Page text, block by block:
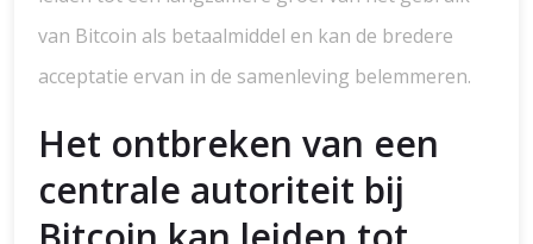
van Bitcoin als betaalmiddel en kan de bredere
acceptatie ervan in de samenleving belemmeren.
Het ontbreken van een
centrale autoriteit bij